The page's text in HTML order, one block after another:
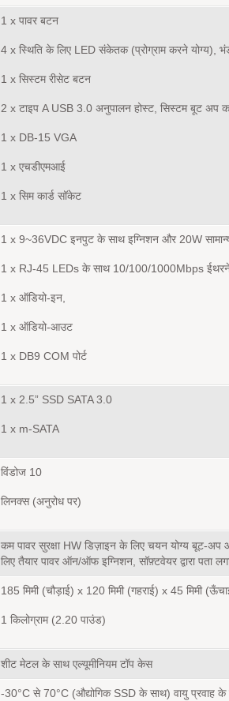
1 x पावर बटन
4 x स्थिति के लिए LED संकेतक (प्रोग्राम करने योग्य),
1 x सिस्टम रीसेट बटन
2 x टाइप A USB 3.0 अनुपालन होस्ट, सिस्टम बूट अप
1 x DB-15 VGA
1 x एचडीएमआई
1 x सिम कार्ड सॉकेट
1 x 9~36VDC इनपुट के साथ इग्निशन और 20W
1 x RJ-45 LEDs के साथ 10/100/1000Mbps
1 x ऑडियो-इन,
1 x ऑडियो-आउट
1 x DB9 COM पोर्ट
1 x 2.5” SSD SATA 3.0
1 x m-SATA
विंडोज 10
लिनक्स (अनुरोध पर)
कम पावर सुरक्षा HW डिज़ाइन के लिए चयन योग्य बूट-
लिए तैयार पावर ऑन/ऑफ इग्निशन, सॉफ़्टवेयर द्वारा पता
185 मिमी (चौड़ाई) x 120 मिमी (गहराई) x 45 मिमी
1 किलोग्राम (2.20 पाउंड)
शीट मेटल के साथ एल्यूमीनियम टॉप केस
-30°C से 70°C (औद्योगिक SSD के साथ) वायु प्रवाह के